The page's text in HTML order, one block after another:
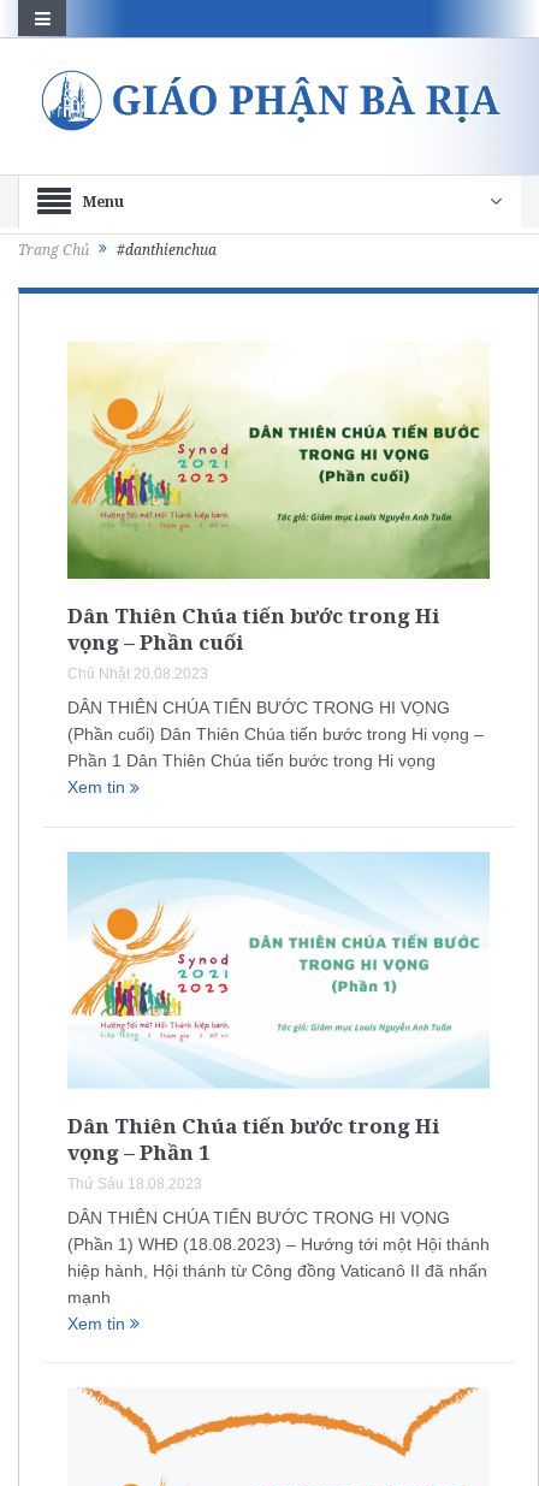
Menu
Trang Chủ #danthienchua
Dân Thiên Chúa tiến bước trong Hi
vọng – Phần cuối
Chủ Nhật 20.08.2023
DÂN THIÊN CHÚA TIẾN BƯỚC TRONG HI VỌNG
(Phần cuối) Dân Thiên Chúa tiến bước trong Hi vọng –
Phần 1 Dân Thiên Chúa tiến bước trong Hi vọng
Xem tin
Dân Thiên Chúa tiến bước trong Hi
vọng – Phần 1
Thứ Sáu 18.08.2023
DÂN THIÊN CHÚA TIẾN BƯỚC TRONG HI VỌNG
(Phần 1) WHĐ (18.08.2023) – Hướng tới một Hội thánh
hiệp hành, Hội thánh từ Công đồng Vaticanô II đã nhấn
mạnh
Xem tin